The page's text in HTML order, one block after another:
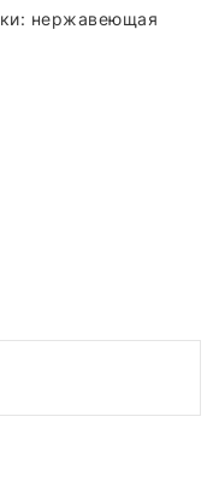
нержавеющая